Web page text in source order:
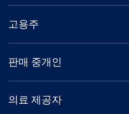
고용주
판매 중개인
의료 제공자